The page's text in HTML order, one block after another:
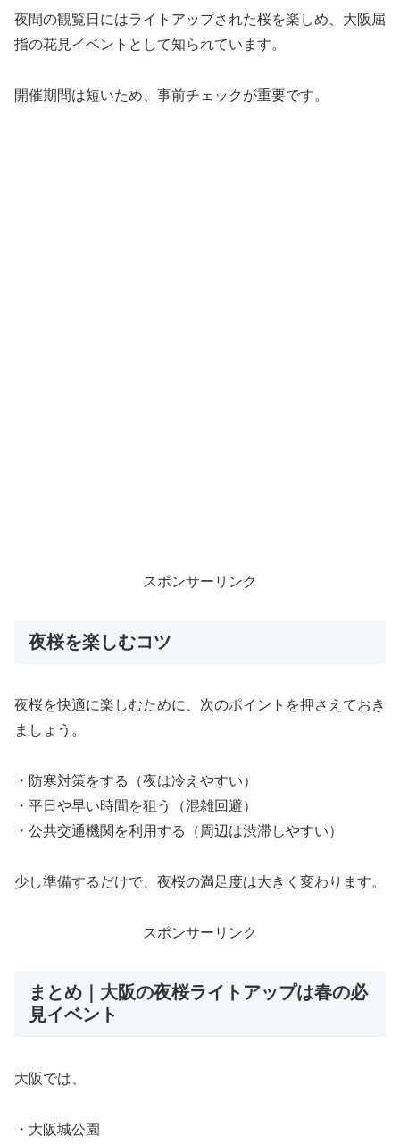
夜間の観覧日にはライトアップされた桜を楽しめ、大阪屈
指の花見イベントとして知られています。
開催期間は短いため、事前チェックが重要です。
スポンサーリンク
夜桜を楽しむコツ
夜桜を快適に楽しむために、次のポイントを押さえておき
ましょう。
・防寒対策をする（夜は冷えやすい）
・平日や早い時間を狙う（混雑回避）
・公共交通機関を利用する（周辺は渋滞しやすい）
少し準備するだけで、夜桜の満足度は大きく変わります。
スポンサーリンク
まとめ｜大阪の夜桜ライトアップは春の必
見イベント
大阪では、
・大阪城公園